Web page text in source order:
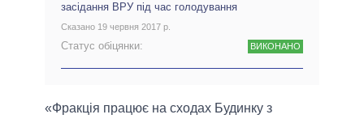
засідання ВРУ під час голодування
Сказано 19 червня 2017 р.
Статус обіцянки: ВИКОНАНО
«Фракція працює на сходах Будинку з